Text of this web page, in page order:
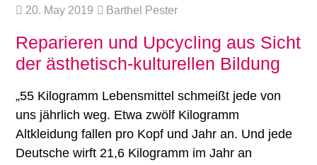
20. May 2019 Barthel Pester
Reparieren und Upcycling aus Sicht
der ästhetisch-kulturellen Bildung
„55 Kilogramm Lebensmittel schmeißt jede von
uns jährlich weg. Etwa zwölf Kilogramm
Altkleidung fallen pro Kopf und Jahr an. Und jede
Deutsche wirft 21,6 Kilogramm im Jahr an